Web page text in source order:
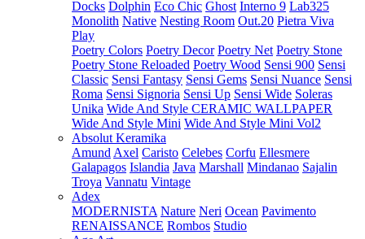
Docks Dolphin Eco Chic Ghost Interno 9 Lab325
Monolith Native Nesting Room Out.20 Pietra Viva
Play
Poetry Colors Poetry Decor Poetry Net Poetry Stone
Poetry Stone Reloaded Poetry Wood Sensi 900 Sensi
Classic Sensi Fantasy Sensi Gems Sensi Nuance Sensi
Roma Sensi Signoria Sensi Up Sensi Wide Soleras
Unika Wide And Style CERAMIC WALLPAPER
Wide And Style Mini Wide And Style Mini Vol2
Absolut Keramika
Amund Axel Caristo Celebes Corfu Ellesmere
Galapagos Islandia Java Marshall Mindanao Sajalin
Troya Vannatu Vintage
Adex
MODERNISTA Nature Neri Ocean Pavimento
RENAISSANCE Rombos Studio